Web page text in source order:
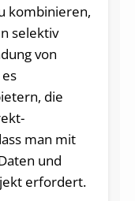
kombinieren,
selektiv
von
die
man mit
und
erfordert.